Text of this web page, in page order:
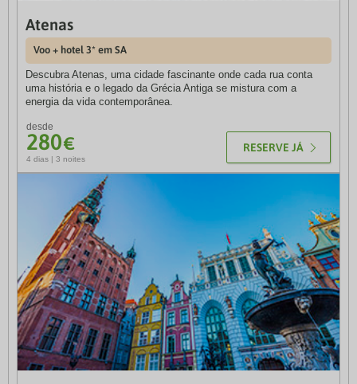
Atenas
Voo + hotel 3* em SA
Descubra Atenas, uma cidade fascinante onde cada rua conta
uma história e o legado da Grécia Antiga se mistura com a
energia da vida contemporânea.
desde
280€
4 dias | 3 noites
RESERVE JÁ
Copenhaga
Voo + hotel 3* em SA
Copenhaga encanta pelo seu charme escandinavo, canais
pitorescos, design inovador e uma qualidade de vida reconhecida
em todo o mundo.
desde
375€
4 dias | 3 noites
RESERVE JÁ